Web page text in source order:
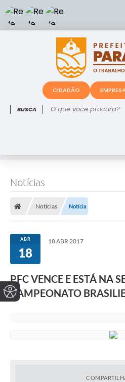
O que voce procura?
CIDADÃO EMPRESA
Notícias
Notícias Notícia
ABR
18
18 ABR 2017
PFC VENCE E ESTÁ NA
CAMPEONATO